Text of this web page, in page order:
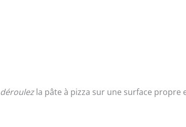
déroulezla pâte à pizza sur une surface propre